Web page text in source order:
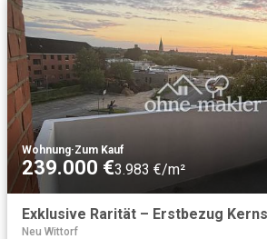
Wohnung·Zum Kauf
239.000 €3.983 €/m²
Neu Wittorf